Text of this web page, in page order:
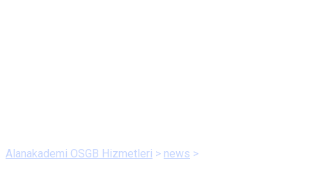
Alanakademi OSGB Hizmetleri > news >